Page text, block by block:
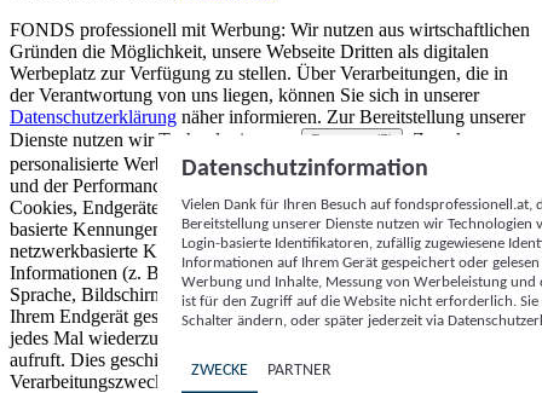
FONDS professionell mit Werbung: Wir nutzen aus wirtschaftlichen
Gründen die Möglichkeit, unsere Webseite Dritten als digitalen
Werbeplatz zur Verfügung zu stellen. Über Verarbeitungen, die in
der Verantwortung von uns liegen, können Sie sich in unserer
Datenschutzerklärung näher informieren. Zur Bereitstellung unserer
Dienste nutzen wir Technologien von
Partnern (5)
. Zwecke:
personalisierte Werbung und Inhalte, Messung von Werbeleistung
und der Performance von Inhalten sowie Zielgruppenforschung.
Cookies, Endgeräte- oder ähnliche Online-Kennungen (z. B. login-
basierte Kennungen, zufällig generierte Kennungen,
netzwerkbasierte Kennungen) können zusammen mit anderen
Informationen (z. B. Browsertyp und Browserinformationen,
Sprache, Bildschirmgröße, unterstützte Technologien usw.) auf
Ihrem Endgerät gespeichert oder von dort ausgelesen werden, um es
jedes Mal wiederzuerkennen, wenn es eine App oder einer Webseite
aufruft. Dies geschieht für einen oder mehrere der hier aufgeführten
Verarbeitungszwecke.
Datenschutzinformation
Vielen Dank für Ihren Besuch auf
Bereitstellung unserer Dienste nutzen wir Technologien
Login-basierte Identifikatoren, zufällig zugewiesene
Informationen auf Ihrem Gerät gespeichert oder
Werbung und Inhalte, Messung von Werbeleistung
ist für den Zugriff auf die Website nicht erforderlich.
Schalter ändern, oder später jederzeit via
ZWECKE PARTNER